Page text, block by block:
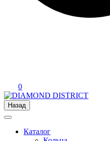
0
Назад
Каталог